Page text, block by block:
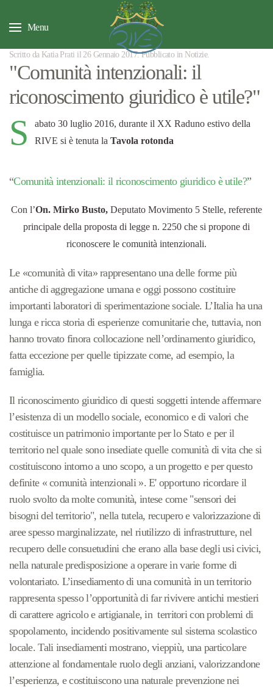
Menu
Scritto da Katia Prati il26 Gennaio 2017. Pubblicato in Notizie.
"Comunità intenzionali: il
riconoscimento giuridico è utile?"
S
abato 30 luglio 2016, durante il XX Raduno estivo della
RIVE si è tenuta la Tavola rotonda
“Comunità intenzionali: il riconoscimento giuridico è utile?”
Con l’On. Mirko Busto, Deputato Movimento 5 Stelle, referente
principale della proposta di legge n. 2250 che si propone di
riconoscere le comunità intenzionali.
Le «comunità di vita» rappresentano una delle forme più
antiche di aggregazione umana e oggi possono costituire
importanti laboratori di sperimentazione sociale. L’Italia ha una
lunga e ricca storia di esperienze comunitarie che, tuttavia, non
hanno trovato finora collocazione nell’ordinamento giuridico,
fatta eccezione per quelle tipizzate come, ad esempio, la
famiglia.
Il riconoscimento giuridico di questi soggetti intende affermare
l’esistenza di un modello sociale, economico e di valori che
costituisce un patrimonio importante per lo Stato e per il
territorio nel quale sono insediate quelle comunità di vita che si
costituiscono intorno a uno scopo, a un progetto e per questo
definite « comunità intenzionali ». E' opportuno ricordare il
ruolo svolto da molte comunità, intese come "sensori dei
bisogni del territorio", nella tutela, recupero e valorizzazione di
aree spesso marginalizzate, nel riutilizzo di infrastrutture, nel
recupero delle consuetudini che erano alla base degli usi civici,
nella naturale predisposizione a operare in varie forme di
volontariato. L’insediamento di una comunità in un territorio
rappresenta spesso l’opportunità di far rivivere antichi mestieri
di carattere agricolo e artigianale, in territori con problemi di
spopolamento, incidendo positivamente sul sistema scolastico
locale. Tali insediamenti mostrano, vieppiù, una particolare
attenzione al fondamentale ruolo degli anziani, valorizzandone
l’esperienza, e costituiscono una naturale prevenzione nei